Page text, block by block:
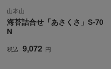
山本山
海苔詰合せ「あさくさ」S-70
N
税込 9,072 円